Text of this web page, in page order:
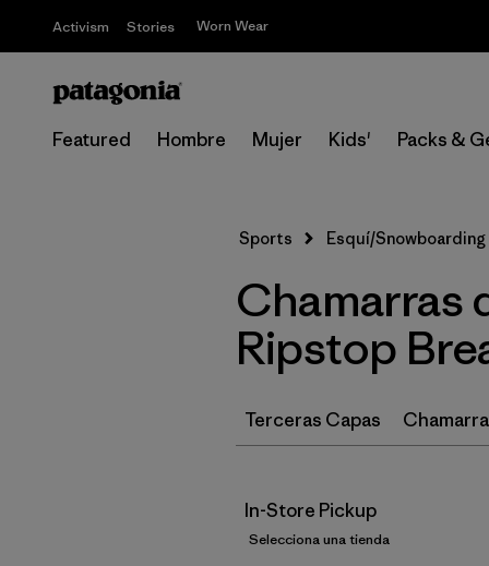
Activism Stories Worn Wear
Featured Hombre Mujer Kids' Packs &
Sports Esquí/Snowboarding
Chamarras
Ripstop
Terceras Capas
In-Store Pickup
Selecciona una tienda